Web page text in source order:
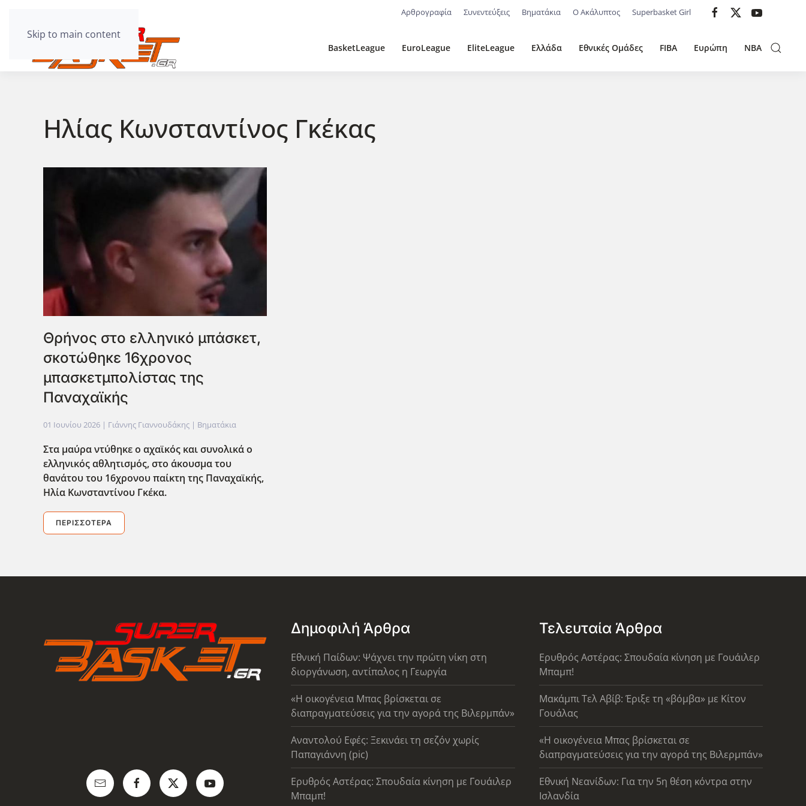
Skip to main content
Αρθρογραφία Συνεντεύξεις Βηματάκια Ο Ακάλυπτος Superbasket Girl
BasketLeague EuroLeague EliteLeague Ελλάδα Εθνικές Ομάδες FIBA Ευρώπη NBA
Ηλίας Κωνσταντίνος Γκέκας
Θρήνος στο ελληνικό μπάσκετ,
σκοτώθηκε 16χρονος
μπασκετμπολίστας της
Παναχαϊκής
01 Ιουνίου 2026 | Γιάννης Γιαννουδάκης | Βηματάκια
Στα μαύρα ντύθηκε ο αχαϊκός και συνολικά ο
ελληνικός αθλητισμός, στο άκουσμα του
θανάτου του 16χρονου παίκτη της Παναχαϊκής,
Ηλία Κωνσταντίνου Γκέκα.
ΠΕΡΙΣΣΌΤΕΡΑ
Δημοφιλή Άρθρα
Εθνική Παίδων: Ψάχνει την πρώτη νίκη στη
διοργάνωση, αντίπαλος η Γεωργία
«Η οικογένεια Μπας βρίσκεται σε
διαπραγματεύσεις για την αγορά της Βιλερμπάν»
Αναντολού Εφές: Ξεκινάει τη σεζόν χωρίς
Παπαγιάννη (pic)
Ερυθρός Αστέρας: Σπουδαία κίνηση με Γουάιλερ
Μπαμπ!
Τελευταία Άρθρα
Ερυθρός Αστέρας: Σπουδαία κίνηση με Γουάιλερ
Μπαμπ!
Μακάμπι Τελ Αβίβ: Έριξε τη «βόμβα» με Κίτον
Γουάλας
«Η οικογένεια Μπας βρίσκεται σε
διαπραγματεύσεις για την αγορά της Βιλερμπάν»
Εθνική Νεανίδων: Για την 5η θέση κόντρα στην
Ισλανδία